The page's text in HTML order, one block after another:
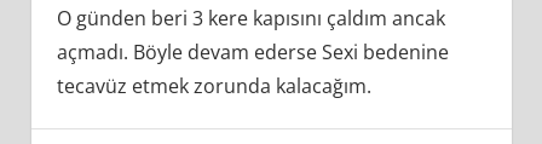
O günden beri 3 kere kapısını çaldım ancak
açmadı. Böyle devam ederse Sexi bedenine
tecavüz etmek zorunda kalacağım.